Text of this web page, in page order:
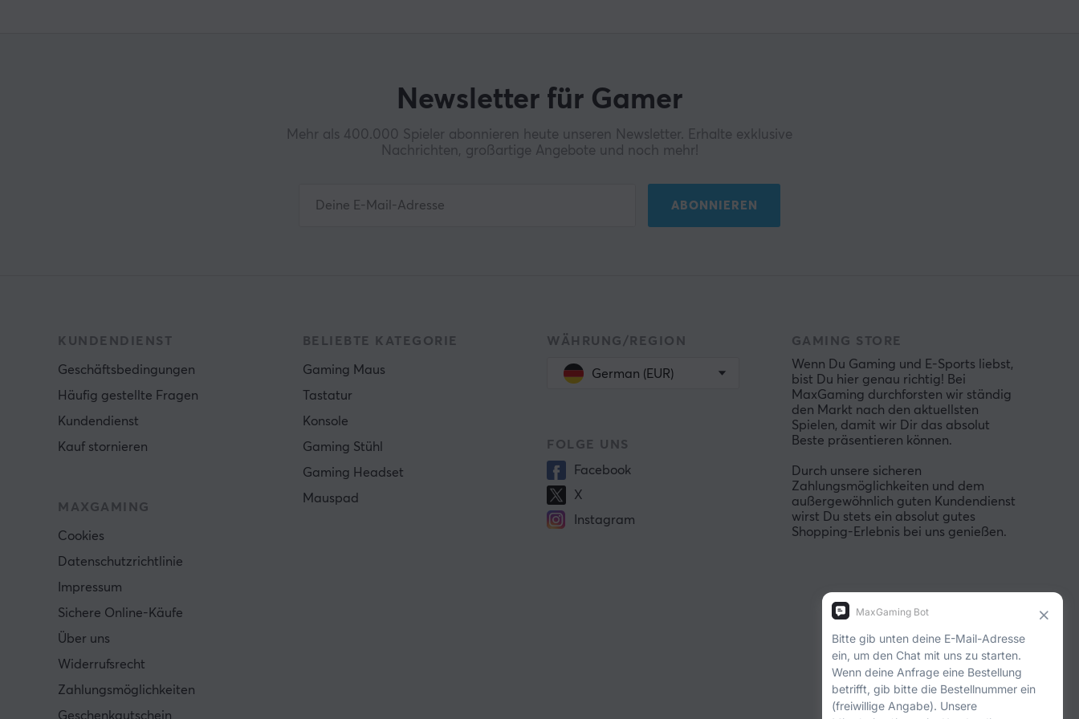
Newsletter für Gamer
Mehr als 400.000 Spieler abonnieren heute unseren Newsletter. Erhalte exklusive
Nachrichten, großartige Angebote und noch mehr!
ABONNIEREN
KUNDENDIENST
Geschäftsbedingungen
Häufig gestellte Fragen
Kundendienst
Kauf stornieren
MAXGAMING
Cookies
Datenschutzrichtlinie
Impressum
Sichere Online-Käufe
Über uns
Widerrufsrecht
Zahlungsmöglichkeiten
Geschenkgutschein
BELIEBTE KATEGORIE
Gaming Maus
Tastatur
Konsole
Gaming Stühl
Gaming Headset
Mauspad
WÄHRUNG/REGION
German (EUR)
FOLGE UNS
Facebook
X
Instagram
GAMING STORE
Wenn Du Gaming und E-Sports liebst,
bist Du hier genau richtig! Bei
MaxGaming durchforsten wir ständig
den Markt nach den aktuellsten
Spielen, damit wir Dir das absolut
Beste präsentieren können.
Durch unsere sicheren
Zahlungsmöglichkeiten und dem
außergewöhnlich guten Kundendienst
wirst Du stets ein absolut gutes
Shopping-Erlebnis bei uns genießen.